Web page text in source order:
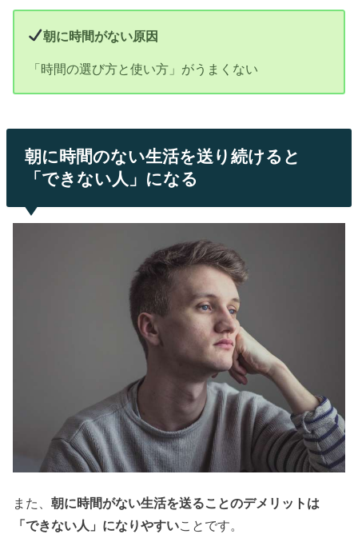
朝に時間がない原因
「時間の選び方と使い方」がうまくない
朝に時間のない生活を送り続けると
「できない人」になる
また、朝に時間がない生活を送ることのデメリットは
「できない人」になりやすいことです。